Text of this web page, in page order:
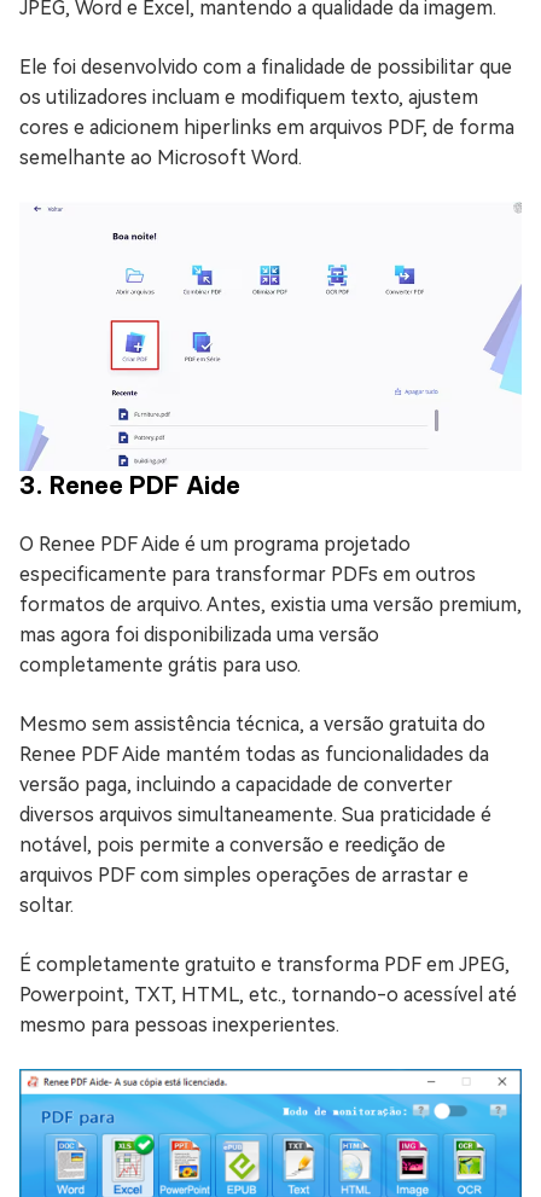
JPEG, Word e Excel, mantendo a qualidade da imagem.
Ele foi desenvolvido com a finalidade de possibilitar que
os utilizadores incluam e modifiquem texto, ajustem
cores e adicionem hiperlinks em arquivos PDF, de forma
semelhante ao Microsoft Word.
3. Renee PDF Aide
O Renee PDF Aide é um programa projetado
especificamente para transformar PDFs em outros
formatos de arquivo. Antes, existia uma versão premium,
mas agora foi disponibilizada uma versão
completamente grátis para uso.
Mesmo sem assistência técnica, a versão gratuita do
Renee PDF Aide mantém todas as funcionalidades da
versão paga, incluindo a capacidade de converter
diversos arquivos simultaneamente. Sua praticidade é
notável, pois permite a conversão e reedição de
arquivos PDF com simples operações de arrastar e
soltar.
É completamente gratuito e transforma PDF em JPEG,
Powerpoint, TXT, HTML, etc., tornando-o acessível até
mesmo para pessoas inexperientes.